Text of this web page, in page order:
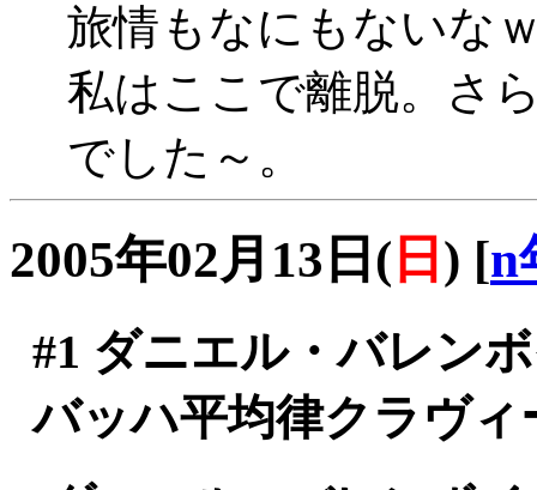
旅情もなにもないな
私はここで離脱。さ
でした～。
2005年02月13日( 日 ) [n
#1 ダニエル・バレ
バッハ平均律クラヴ